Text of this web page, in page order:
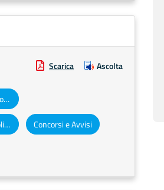
Scarica Ascolta
Determinazioni dirigenziali aventi contenuto di interesse generale
Atti degli enti locali e degli enti pubblici e privati Concorsi e Avvisi